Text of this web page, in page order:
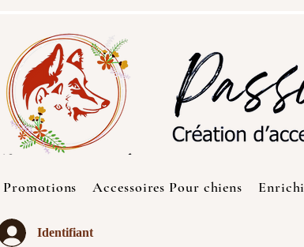
Promotions Accessoires Pour chiens
Identifiant